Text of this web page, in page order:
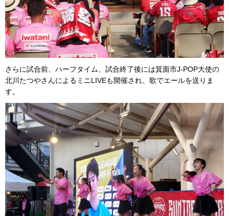
さらに試合前、ハーフタイム、試合終了後には箕面市J-POP大使の
北川たつやさんによるミニLIVEも開催され、歌でエールを送りま
す。